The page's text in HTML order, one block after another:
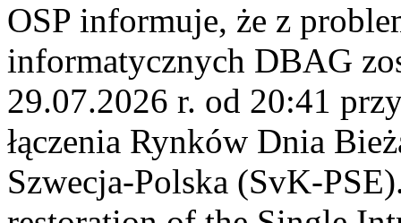
OSP informuje, że z
informatycznych DBAG
29.07.2026 r. od 20:41
łączenia Rynków Dnia
Szwecja-Polska (SvK-